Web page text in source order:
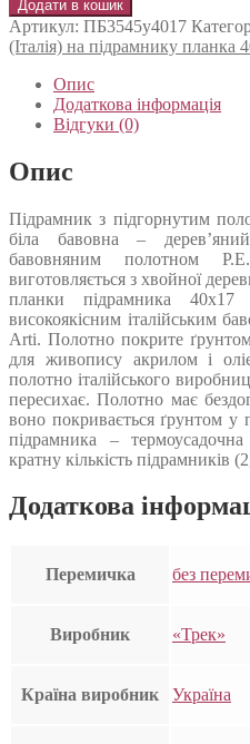
Додати в кошик
Артикул: ПБ3545у4017
(Італія) на підрамнику планка
Опис
Додаткова інформація
Відгуки (0)
Опис
Підрамник з підгорнутим
біла бавовна –
бавовняним полотном
виготовляється з хвойної
планки підрамника
високоякісним італійським
Arti. Полотно покрите
для живопису акрилом і
полотно італійського
пересихає. Полотно має
воно покривається ґрунтом у
підрамника –
кратну кількість підрамників
Додаткова
Перемичка без
Виробник «Трек»
Країна виробник Україна